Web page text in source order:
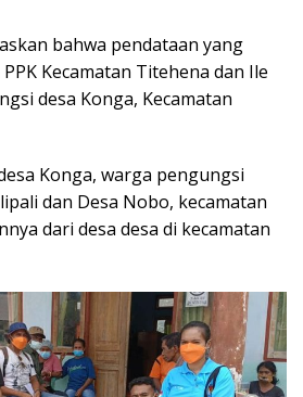
bahwa pendataan yang
Kecamatan Titehena dan Ile
desa Konga, Kecamatan
Konga, warga pengungsi
dan Desa Nobo, kecamatan
dari desa desa di kecamatan